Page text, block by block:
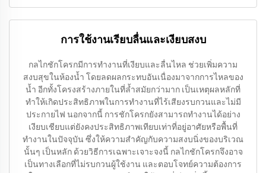
การใช้งานเรียบลื่นและเงียบสงบ
กลไกชักโครกมีการทำงานที่เงียบและลื่นไหล ช่วยเพิ่มความ
สงบสุขในห้องน้ำ โดยลดผลกระทบอันเนื่องมาจากการไหลของ
น้ำ อีกทั้งโครงสร้างภายในที่ล้ำสมัยกว่ามาก เป็นเหตุผลหลักที่
ทำให้เกิดประสิทธิภาพในการทำงานที่ไร้เสียงรบกวนและไม่มี
ประกายไฟ นอกจากนี้ การชักโครกยังสามารถทำงานได้อย่าง
เงียบเชียบแต่ยังคงประสิทธิภาพเทียบเท่าที่อยู่อาศัยหรือพื้นที่
ทำงานในปัจจุบัน ซึ่งให้ความสำคัญกับความสงบนิ่งของบริเวณ
นั้นๆ เป็นหลัก ด้วยวิธีการเฉพาะเจาะจงนี้ กลไกชักโครกจึงอาจ
เป็นทางเลือกที่ไม่รบกวนผู้ใช้งาน และตอบโจทย์ความต้องการ